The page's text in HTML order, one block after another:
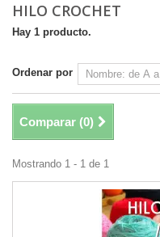
HILO CROCHET
Hay 1 producto.
Ordenar por
Comparar (0)
Mostrando 1 - 1 de 1